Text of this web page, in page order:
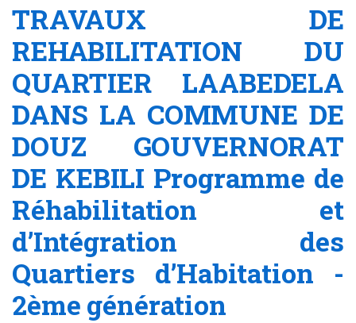
TRAVAUX DE
REHABILITATION DU
QUARTIER LAABEDELA
DANS LA COMMUNE DE
DOUZ GOUVERNORAT
DE KEBILI Programme de
Réhabilitation et
d’Intégration des
Quartiers d’Habitation -
2ème génération